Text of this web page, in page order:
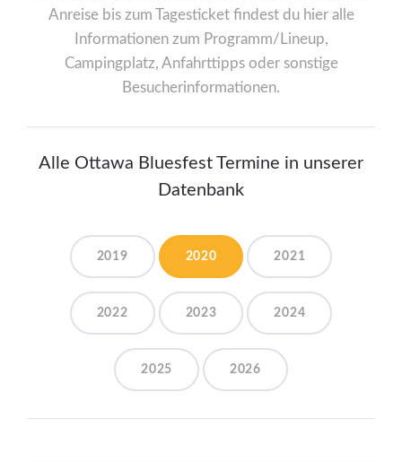
Anreise bis zum Tagesticket findest du hier alle
Informationen zum Programm/Lineup,
Campingplatz, Anfahrttipps oder sonstige
Besucherinformationen.
Alle Ottawa Bluesfest Termine in unserer
Datenbank
2019 2020 2021
2022 2023 2024
2025 2026